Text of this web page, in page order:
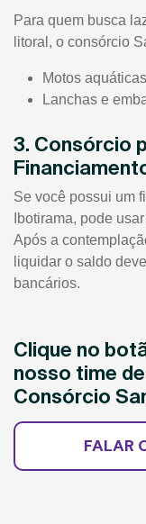
Para quem busca
litoral, o consórcio
Motos aquáticas
Lanchas e
3. Consórcio
Se você possui um
Ibotirama, pode
Após a
liquidar o saldo
bancários.
Clique no
nosso time
Consórcio
FALAR